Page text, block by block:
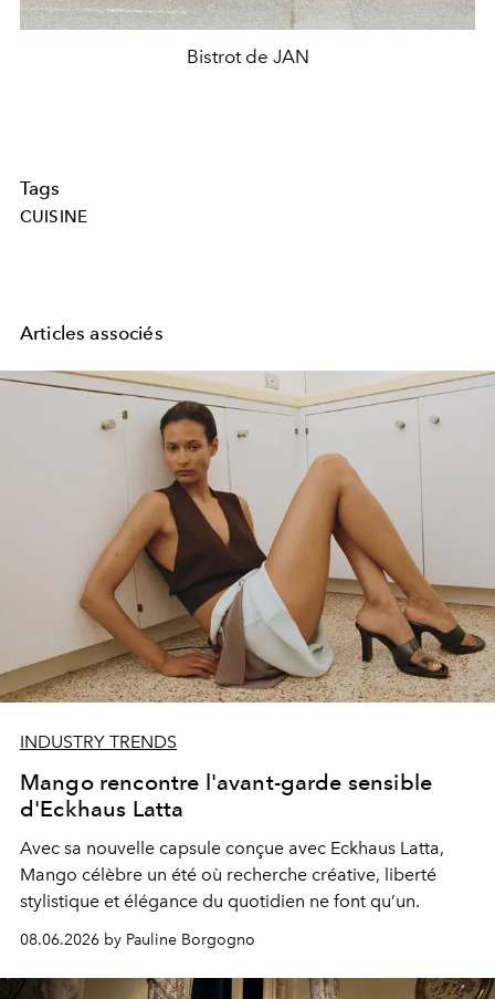
Bistrot de JAN
Tags
CUISINE
Articles associés
INDUSTRY TRENDS
Mango rencontre l'avant-garde sensible
d'Eckhaus Latta
Avec sa nouvelle capsule conçue avec Eckhaus Latta,
Mango célèbre un été où recherche créative, liberté
stylistique et élégance du quotidien ne font qu’un.
08.06.2026 by Pauline Borgogno